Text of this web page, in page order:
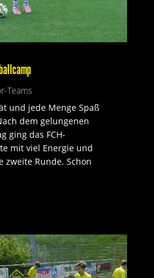
Teams
und jede Menge Spaß
dem gelungenen
ging das FCH-
mit viel Energie und
zweite Runde. Schon